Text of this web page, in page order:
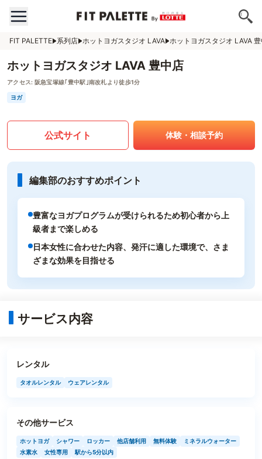
FIT PALETTE 系列店 ホットヨガスタジオ LAVA ホットヨガスタジオ LAVA
ホットヨガスタジオ LAVA 豊中店
アクセス: 阪急宝塚線｢豊中駅｣南改札より徒歩1分
ヨガ
公式サイト 体験・相談予約
編集部のおすすめポイント
豊富なヨガプログラムが受けられるため初心者から上
級者まで楽しめる
日本女性に合わせた内容、発汗に適した環境で、さま
ざまな効果を目指せる
サービス内容
レンタル
タオルレンタル ウェアレンタル
その他サービス
ホットヨガ シャワー ロッカー 他店舗利用 無料体験
ミネラルウォーター
水素水
女性専用 駅から5分以内